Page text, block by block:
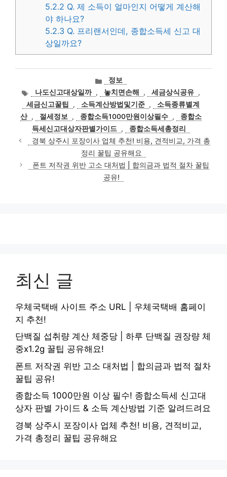
5.2.2 Q. 제 소득이 얼마인지 어떻게 계산해
야 하나요?
5.2.3 Q. 프리랜서인데, 종합소득세 신고 대
상일까요?
카
테
고
리
정보
태
그
나도신고대상일까 , 놓치면손해 , 세금상식공유 ,
세금신고꿀팁
, 소득계산방법및기준 ,
소득종류별계
산 , 절세정보 , 종합소득1000만원이상필수 ,
종합소
득세신고대상자판별가이드 ,
종합소득세총정리
경북 상주시 포장이사 업체 추천! 비용, 견적비교, 가격 총
정리 꿀팁 공유해요
폰트 저작권 위반 고소 대처법 | 합의금과 법적 절차 꿀팁
공유!
최신 글
우체국택배 사이트 주소 URL | 우체국택배 홈페이
지 추천!
단백질 섭취량 계산 체중당 | 하루 단백질 권장량 체
중x1.2g 꿀팁 공유해요!
폰트 저작권 위반 고소 대처법 | 합의금과 법적 절차
꿀팁 공유!
종합소득 1000만원 이상 필수! 종합소득세 신고대
상자 판별 가이드 & 소득 계산방법 기준 알려드려요
경북 상주시 포장이사 업체 추천! 비용, 견적비교,
가격 총정리 꿀팁 공유해요